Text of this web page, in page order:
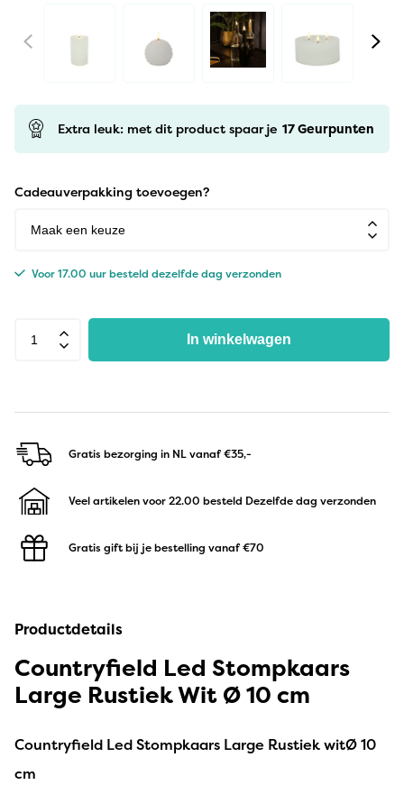
Extra leuk: met dit product spaar je 17Geurpunten
Cadeauverpakking toevoegen?
Voor 17.00 uur besteld dezelfde dag verzonden
In winkelwagen
Gratis bezorging in NLvanaf €35,-
Veel artikelen voor 22.00 besteld Dezelfde dag verzonden
Gratis gift bij je bestelling vanaf €70
Productdetails
Countryfield Led Stompkaars
Large Rustiek Wit Ø 10 cm
Countryfield Led Stompkaars Large Rustiek witØ 10
cm